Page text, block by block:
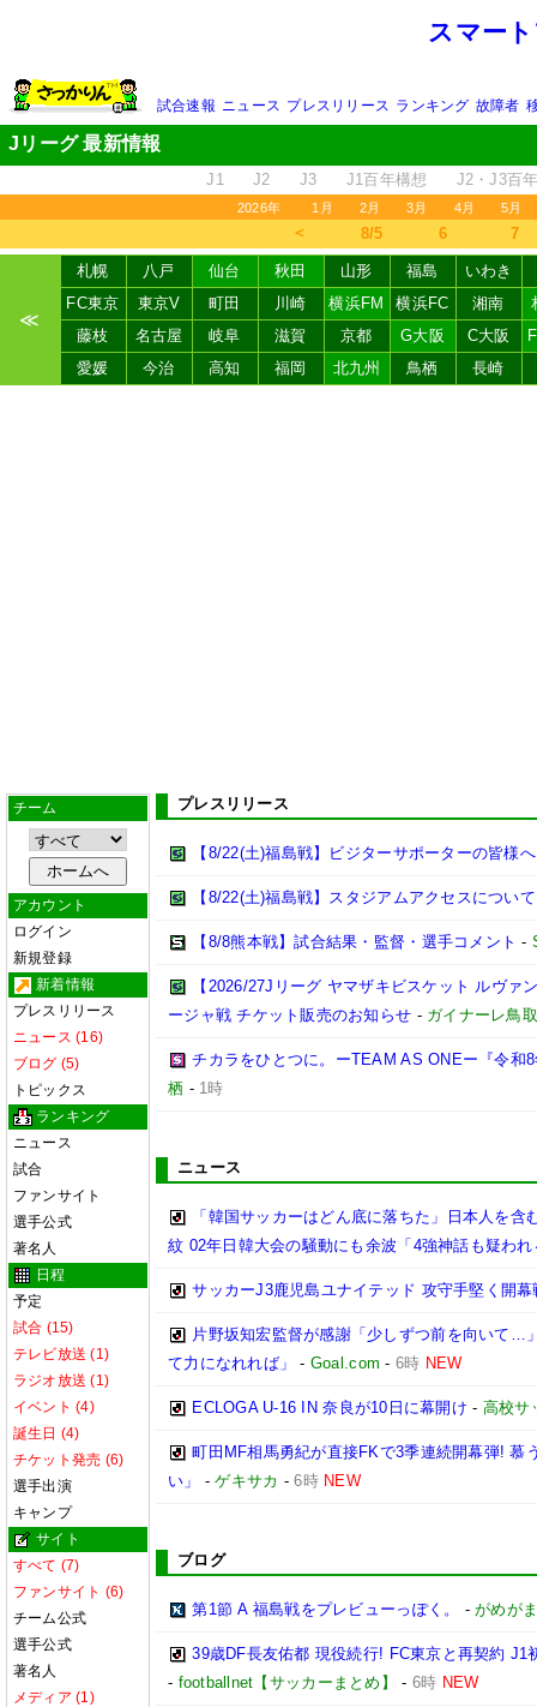
スマー
試合速報 ニュース プレスリリース ランキング 故障者
Jリーグ 最新情報
J1 J2 J3 J1百年構想 J2・J3百
2026年 1月 2月 3月 4月 5月
＜ 8/5 6 7
≪
札幌 八戸 仙台 秋田 山形 福島
いわき
FC東京
東京V 町田 川崎 横浜FM 横浜FC 湘南
藤枝
名古屋 岐阜 滋賀 京都 G大阪 C大阪
愛媛
今治 高知 福岡 北九州 鳥栖 長崎
チーム
アカウント
ログイン
新規登録
新着情報
プレスリリース
ニュース (16)
ブログ (5)
トピックス
ランキング
ニュース
試合
ファンサイト
選手公式
著名人
日程
予定
試合 (15)
テレビ放送 (1)
ラジオ放送 (1)
イベント (4)
誕生日 (4)
チケット発売 (6)
選手出演
キャンプ
サイト
すべて (7)
ファンサイト (6)
チーム公式
選手公式
著名人
メディア (1)
プレスリリース
【8/22(土)福島戦】ビジターサポーターの皆様へ
【8/22(土)福島戦】スタジアムアクセスについて
【8/8熊本戦】試合結果・監督・選手コメント -
【2026/27Jリーグ ヤマザキビスケット ルヴ
ージャ戦 チケット販売のお知らせ - ガイナーレ鳥取
チカラをひとつに。ーTEAM AS ONEー『令和
栖 - 1時
ニュース
「韓国サッカーはどん底に落ちた」日本人を
紋 02年日韓大会の騒動にも余波「4強神話も疑われ
サッカーJ3鹿児島ユナイテッド 攻守手堅く開
片野坂知宏監督が感謝「少しずつ前を向いて…
て力になれれば」
- Goal.com - 6時 NEW
ECLOGA U-16 IN 奈良が10日に幕開け - 高校サ
町田MF相馬勇紀が直接FKで3季連続開幕弾! 慕
い」
-ゲキサカ -6時 NEW
ブログ
第1節 A 福島戦をプレビューっぽく。 -がめが
39歳DF長友佑都 現役続行! FC東京と再契約
- footballnet【サッカーまとめ】 - 6時 NEW